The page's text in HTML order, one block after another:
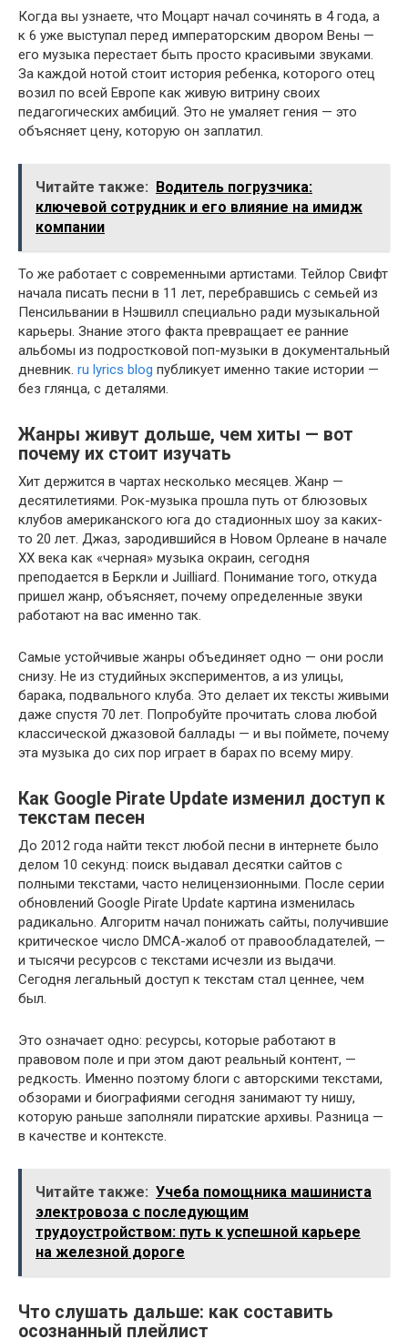
Когда вы узнаете, что Моцарт начал сочинять в 4 года, а
к 6 уже выступал перед императорским двором Вены —
его музыка перестает быть просто красивыми звуками.
За каждой нотой стоит история ребенка, которого отец
возил по всей Европе как живую витрину своих
педагогических амбиций. Это не умаляет гения — это
объясняет цену, которую он заплатил.
Читайте также: Водитель погрузчика:
ключевой сотрудник и его влияние на имидж
компании
То же работает с современными артистами. Тейлор Свифт
начала писать песни в 11 лет, перебравшись с семьей из
Пенсильвании в Нэшвилл специально ради музыкальной
карьеры. Знание этого факта превращает ее ранние
альбомы из подростковой поп-музыки в документальный
дневник. ru lyrics blog публикует именно такие истории —
без глянца, с деталями.
Жанры живут дольше, чем хиты — вот
почему их стоит изучать
Хит держится в чартах несколько месяцев. Жанр —
десятилетиями. Рок-музыка прошла путь от блюзовых
клубов американского юга до стадионных шоу за каких-
то 20 лет. Джаз, зародившийся в Новом Орлеане в начале
XX века как «черная» музыка окраин, сегодня
преподается в Беркли и Juilliard. Понимание того, откуда
пришел жанр, объясняет, почему определенные звуки
работают на вас именно так.
Самые устойчивые жанры объединяет одно — они росли
снизу. Не из студийных экспериментов, а из улицы,
барака, подвального клуба. Это делает их тексты живыми
даже спустя 70 лет. Попробуйте прочитать слова любой
классической джазовой баллады — и вы поймете, почему
эта музыка до сих пор играет в барах по всему миру.
Как Google Pirate Update изменил доступ к
текстам песен
До 2012 года найти текст любой песни в интернете было
делом 10 секунд: поиск выдавал десятки сайтов с
полными текстами, часто нелицензионными. После серии
обновлений Google Pirate Update картина изменилась
радикально. Алгоритм начал понижать сайты, получившие
критическое число DMCA-жалоб от правообладателей, —
и тысячи ресурсов с текстами исчезли из выдачи.
Сегодня легальный доступ к текстам стал ценнее, чем
был.
Это означает одно: ресурсы, которые работают в
правовом поле и при этом дают реальный контент, —
редкость. Именно поэтому блоги с авторскими текстами,
обзорами и биографиями сегодня занимают ту нишу,
которую раньше заполняли пиратские архивы. Разница —
в качестве и контексте.
Читайте также: Учеба помощника машиниста
электровоза с последующим
трудоустройством: путь к успешной карьере
на железной дороге
Что слушать дальше: как составить
осознанный плейлист